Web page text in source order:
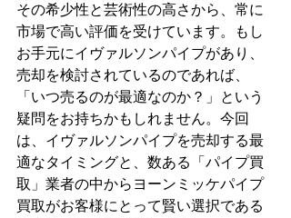
その希少性と芸術性の高さから、常に
市場で高い評価を受けています。もし
お手元にイヴァルソンパイプがあり、
売却を検討されているのであれば、
「いつ売るのが最適なのか？」という
疑問をお持ちかもしれません。今回
は、イヴァルソンパイプを売却する最
適なタイミングと、数ある「パイプ買
取」業者の中からヨーンミッケパイプ
買取がお客様にとって賢い選択である